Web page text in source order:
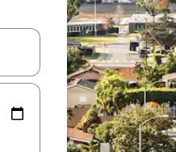
os usando as seta para